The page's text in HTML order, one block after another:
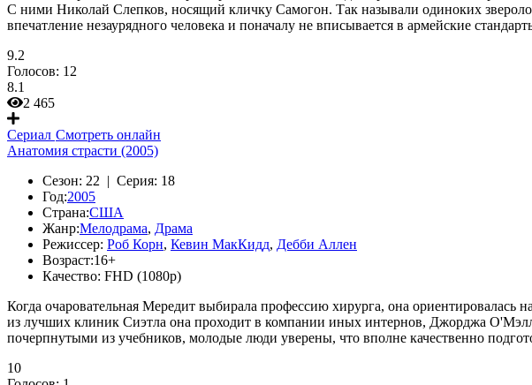
С ними Николай Слепков, носящий кличку Самогон. Так называли одиноких
впечатление незаурядного человека и поначалу не вписывается в армейские
9.2
Голосов: 12
8.1
2 465
Сериал Смотреть онлайн
Анатомия страсти (2005)
Сезон: 22 | Серия: 18
Год:2005
Страна:США
Жанр:Мелодрама, Драма
Режиссер: Роб Корн, Кевин МакКидд, Дебби Аллен
Возраст:16+
Качество: FHD (1080p)
Когда очаровательная Мередит выбирала профессию хирурга, она
из лучших клиник Сиэтла она проходит в компании иных интернов, Джорджа
почерпнутыми из учебников, молодые люди уверены, что вполне качественно
10